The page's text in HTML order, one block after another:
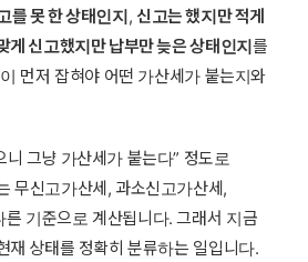
를 못 한 상태인지, 신고는 했지만 적게
게 신고했지만 납부만 늦은 상태인지를
먼저 잡혀야 어떤 가산세가 붙는지와
니 그냥 가산세가 붙는다” 정도로
무신고가산세, 과소신고가산세,
기준으로 계산됩니다. 그래서 지금
재 상태를 정확히 분류하는 일입니다.